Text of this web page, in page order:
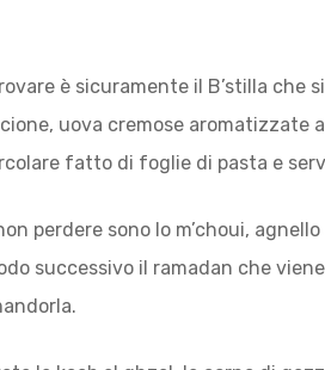
è sicuramente il B’stilla che
uova cremose
fatto di foglie di pasta e
perdere sono lo m’choui,
successivo il ramadan che